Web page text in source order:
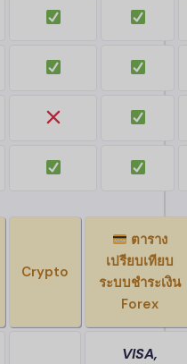
Crypto
ตาราง
เปรียบเทียบ
ระบบชำระเงิน
Forex
VISA,